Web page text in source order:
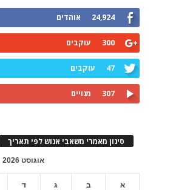
24,924 אוהדים
300 עוקבים
47 עוקבים
307 מנויים
סינון מאמרי משאבי אנוש לפי תאריך
אוגוסט 2026
א ב ג ד